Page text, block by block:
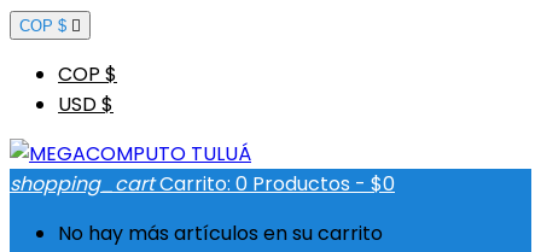
COP $ 
COP $
USD $
shopping_cartCarrito: 0 Productos - $0
No hay más artículos en su carrito